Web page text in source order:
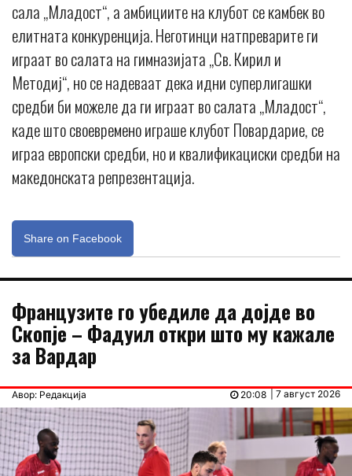
сала „Младост“, а амбициите на клубот се камбек во
елитната конкуренција. Неготинци натпреварите ги
играат во салата на гимназијата „Св. Кирил и
Методиј“, но се надеваат дека идни суперлигашки
средби би можеле да ги играат во салата „Младост“,
каде што своевремено играше клубот Повардарие, се
играа европски средби, но и квалификациски средби на
македонската репрезентација.
Share on Facebook
Французите го убедиле да дојде во
Скопје – Фадуил откри што му кажале
за Вардар
Авор: Редакција | 7 август 2026
20:08